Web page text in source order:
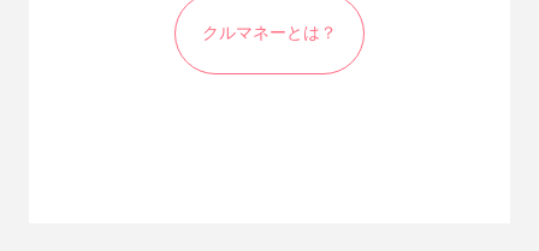
クルマネーとは？